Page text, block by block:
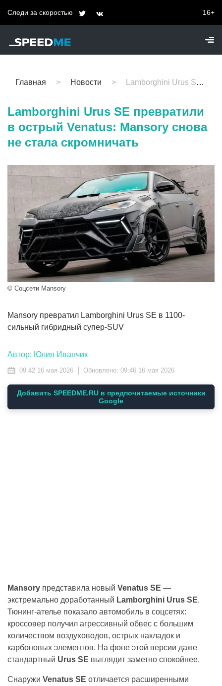
Следи за скоростью 16+
Главная Новости Lamborghini Urus SE превратили в острый Venatus: Mansory снова не стала скромничать
Lamborghini Urus SE превратили
в острый Venatus: Mansory снова
не стала скромничать
© Соцсети Mansory
Mansory превратил Lamborghini Urus SE в 1100-
сильный гибридный супер-SUV
Автор: Юлия Иванчик
09:42 16 мая 2026 Обновлено: 09:46 16 мая 2026
Добавить SPEEDME.RU в предпочитаемые источники
Google
Mansory представила новый Venatus SE —
экстремально доработанный Lamborghini Urus SE.
Тюнинг-ателье показало автомобиль в соцсетях:
кроссовер получил агрессивный обвес с большим
количеством воздуховодов, острых накладок и
карбоновых элементов. На фоне этой версии даже
стандартный Urus SE выглядит заметно спокойнее.
Снаружи Venatus SE отличается расширенными